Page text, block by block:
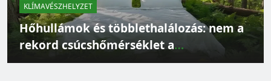
KLÍMAVÉSZHELYZET
Hőhullámok és többlethalálozás: nem a
rekord csúcshőmérséklet a
legveszélyesebb